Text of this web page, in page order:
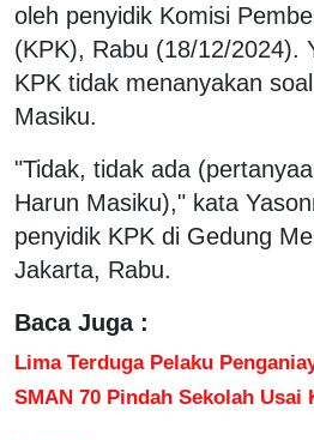
oleh penyidik Komisi
(KPK), Rabu (18/12/2024).
KPK tidak menanyakan
Masiku.
"Tidak, tidak ada
Harun Masiku)," kata
penyidik KPK di Gedung
Jakarta, Rabu.
Baca Juga :
Lima Terduga Pelaku
SMAN 70 Pindah Sekolah Usai